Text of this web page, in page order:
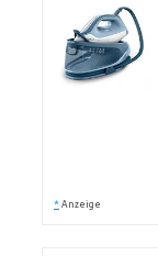
* Anzeige